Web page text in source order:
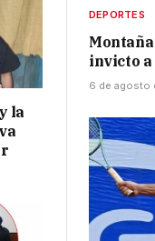
la
DEPORTES
invicto a
6 de agosto